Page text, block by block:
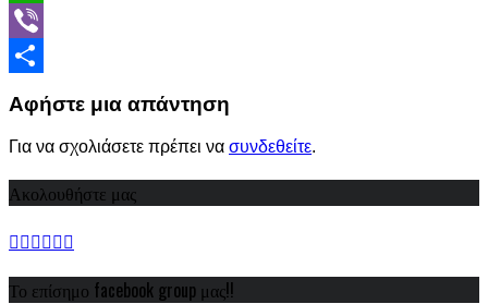
WhatsApp
Viber
Αφήστε μια απάντηση
Για να σχολιάσετε πρέπει να συνδεθείτε.
Ακολουθήστε μας
Το επίσημο facebook group μας!!